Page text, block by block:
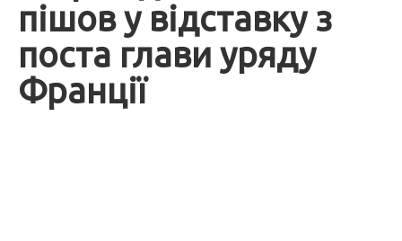
пішов у відставку з
поста глави уряду
Франції